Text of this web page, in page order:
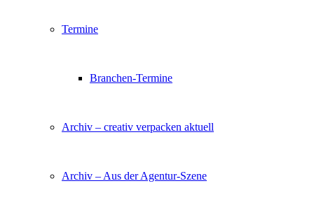
Termine
Branchen-Termine
Archiv – creativ verpacken aktuell
Archiv – Aus der Agentur-Szene